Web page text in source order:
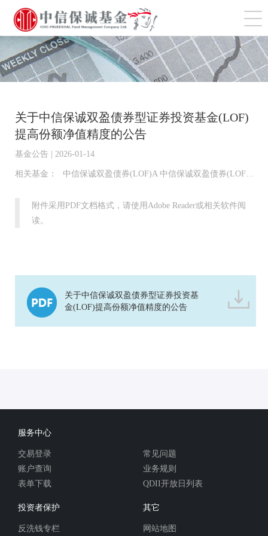
切
关于中信保诚双盈债券型证券投资基金(LOF)
提高份额净值精度的公告
基金公告 | 2026-01-14
相关基金： 中信保诚双盈债券(LOF)A 中信保诚双盈债券(LOF)C 中信保诚双盈债券(LOF)D
附件采用PDF文档格式，请使用Adobe Reader或相关软件阅
读。
关于中信保诚双盈债券型证券投资基
金(LOF)提高份额净值精度的公告
服务中心
交易登录
账户查询
表单下载
常见问题
业务规则
QDII开放日列表
投资者保护
反洗钱专栏
其它
网站地图